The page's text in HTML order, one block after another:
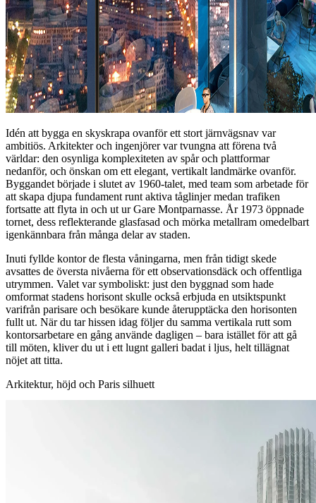
Idén att bygga en skyskrapa ovanför ett stort järnvägsnav var
ambitiös. Arkitekter och ingenjörer var tvungna att förena två
världar: den osynliga komplexiteten av spår och plattformar
nedanför, och önskan om ett elegant, vertikalt landmärke ovanför.
Byggandet började i slutet av 1960-talet, med team som arbetade för
att skapa djupa fundament runt aktiva tåglinjer medan trafiken
fortsatte att flyta in och ut ur Gare Montparnasse. År 1973 öppnade
tornet, dess reflekterande glasfasad och mörka metallram omedelbart
igenkännbara från många delar av staden.
Inuti fyllde kontor de flesta våningarna, men från tidigt skede
avsattes de översta nivåerna för ett observationsdäck och offentliga
utrymmen. Valet var symboliskt: just den byggnad som hade
omformat stadens horisont skulle också erbjuda en utsiktspunkt
varifrån parisare och besökare kunde återupptäcka den horisonten
fullt ut. När du tar hissen idag följer du samma vertikala rutt som
kontorsarbetare en gång använde dagligen – bara istället för att gå
till möten, kliver du ut i ett lugnt galleri badat i ljus, helt tillägnat
nöjet att titta.
Arkitektur, höjd och Paris silhuett